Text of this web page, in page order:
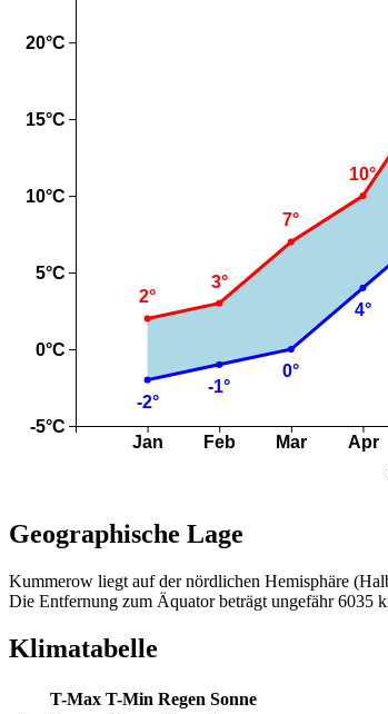
Geographische Lage
Kummerow liegt auf der nördlichen Hemisphäre
Die Entfernung zum Äquator beträgt ungefähr 6035
Klimatabelle
T-Max T-Min Regen Sonne